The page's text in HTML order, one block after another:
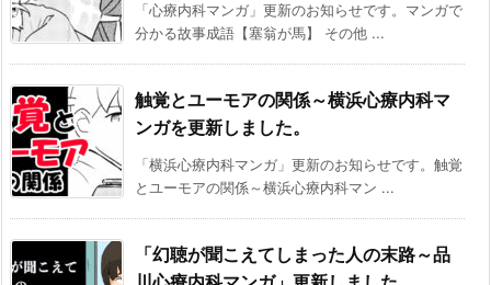
「心療内科マンガ」更新のお知らせです。マンガで
分かる故事成語【塞翁が馬】 その他 ...
触覚とユーモアの関係～横浜心療内科マ
ンガを更新しました。
「横浜心療内科マンガ」更新のお知らせです。触覚
とユーモアの関係～横浜心療内科マン ...
「幻聴が聞こえてしまった人の末路～品